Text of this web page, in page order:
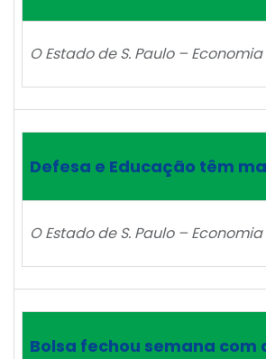
O Estado de S. Paulo – Economia
Defesa e Educação têm
O Estado de S. Paulo – Economia
Bolsa fechou semana com